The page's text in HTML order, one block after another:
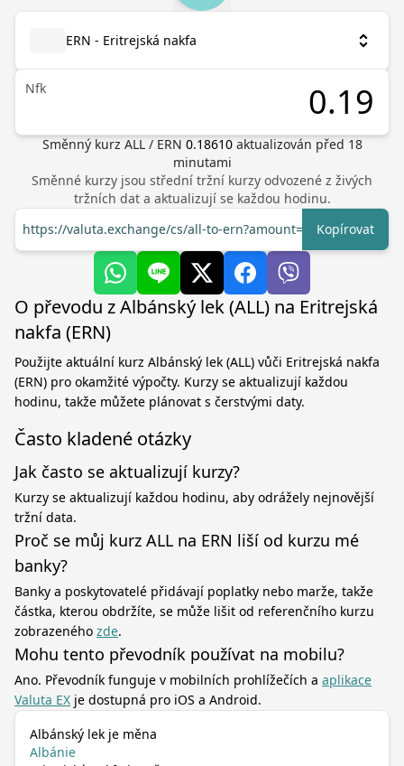
ERN - Eritrejská nakfa
Nfk
Směnný kurz ALL/ ERN 0.18610 aktualizován před 18
minutami
Směnné kurzy jsou střední tržní kurzy odvozené z živých
tržních dat a aktualizují se každou hodinu.
https://valuta.exchange/cs/all-to-ern?amount=1
Kopírovat
O převodu z Albánský lek (ALL) na Eritrejská
nakfa (ERN)
Použijte aktuální kurz Albánský lek (ALL) vůči Eritrejská nakfa
(ERN) pro okamžité výpočty. Kurzy se aktualizují každou
hodinu, takže můžete plánovat s čerstvými daty.
Často kladené otázky
Jak často se aktualizují kurzy?
Kurzy se aktualizují každou hodinu, aby odrážely nejnovější
tržní data.
Proč se můj kurz ALL na ERN liší od kurzu mé
banky?
Banky a poskytovatelé přidávají poplatky nebo marže, takže
částka, kterou obdržíte, se může lišit od referenčního kurzu
zobrazeného zde.
Mohu tento převodník používat na mobilu?
Ano. Převodník funguje v mobilních prohlížečích a aplikace
Valuta EX je dostupná pro iOS a Android.
Albánský lek je měna
Albánie